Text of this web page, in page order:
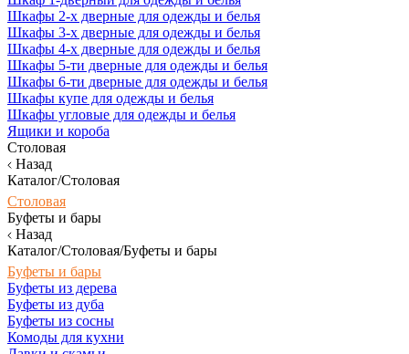
Шкафы 2-х дверные для одежды и белья
Шкафы 3-х дверные для одежды и белья
Шкафы 4-х дверные для одежды и белья
Шкафы 5-ти дверные для одежды и белья
Шкафы 6-ти дверные для одежды и белья
Шкафы купе для одежды и белья
Шкафы угловые для одежды и белья
Ящики и короба
Столовая
Назад
Каталог/Столовая
Столовая
Буфеты и бары
Назад
Каталог/Столовая/Буфеты и бары
Буфеты и бары
Буфеты из дерева
Буфеты из дуба
Буфеты из сосны
Комоды для кухни